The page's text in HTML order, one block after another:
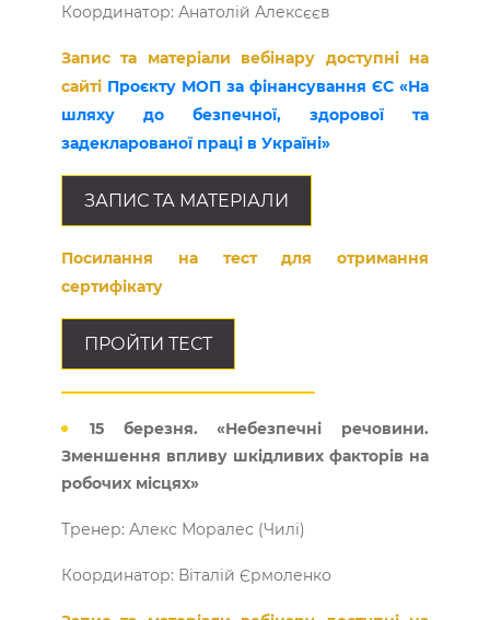
Координатор: Анатолій Алексєєв
Запис та матеріали вебінару доступні на
сайті Проєкту МОП за фінансування ЄС «На
шляху до безпечної, здорової та
задекларованої праці в Україні»
ЗАПИС ТА МАТЕРІАЛИ
Посилання на тест для отримання
сертифікату
ПРОЙТИ ТЕСТ
15 березня. «Небезпечні речовини.
Зменшення впливу шкідливих факторів на
робочих місцях»
Тренер: Алекс Моралес (Чилі)
Координатор: Віталій Єрмоленко